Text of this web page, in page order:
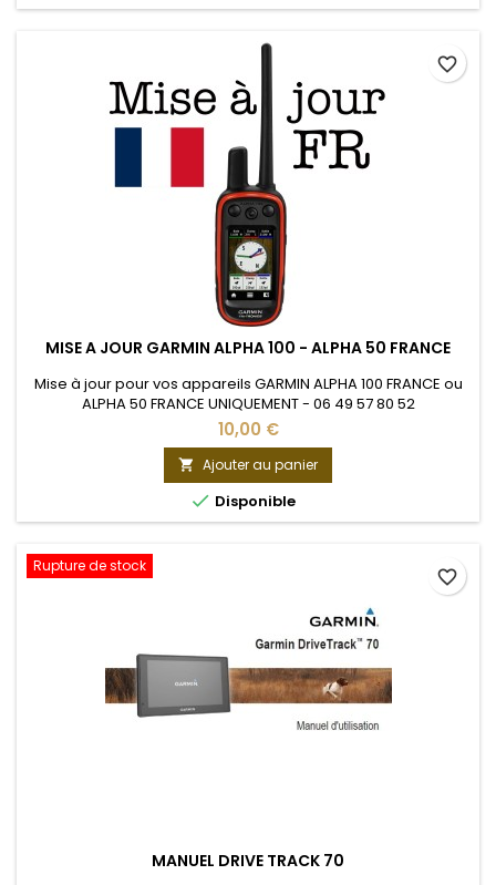
MISE A JOUR GARMIN ALPHA 100 - ALPHA 50 FRANCE
Mise à jour pour vos appareils GARMIN ALPHA 100 FRANCE ou
ALPHA 50 FRANCE UNIQUEMENT - 06 49 57 80 52
10,00 €
 Ajouter au panier
 Disponible
favorite_border
Rupture de stock
MANUEL DRIVE TRACK 70
favorite_border